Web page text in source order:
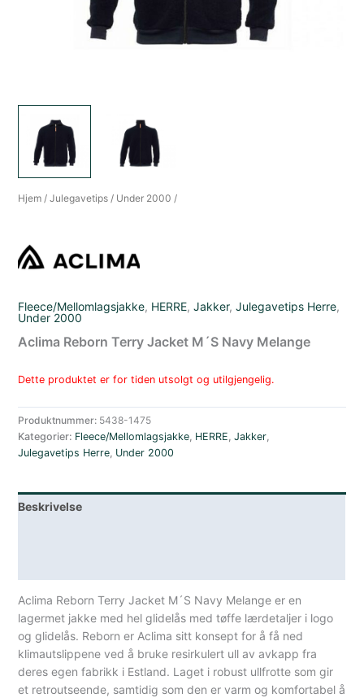
Hjem /Julegavetips / Under 2000 /
Fleece/Mellomlagsjakke, HERRE,Jakker,Julegavetips Herre,
Under 2000
Aclima Reborn Terry Jacket M´S Navy Melange
Dette produktet er for tiden utsolgt og utilgjengelig.
Produktnummer: 5438-1475
Kategorier: Fleece/Mellomlagsjakke, HERRE,Jakker,
Julegavetips Herre, Under 2000
Beskrivelse
Aclima Reborn Terry Jacket M´S Navy Melange er en
lagermet jakke med hel glidelås med tøffe lærdetaljer i logo
og glidelås. Reborn er Aclima sitt konsept for å få ned
klimautslippene ved å bruke resirkulert ull av avkapp fra
deres egen fabrikk i Estland. Laget i robust ullfrotte som gir
et retroutseende, samtidig som den er varm og komfortabel å